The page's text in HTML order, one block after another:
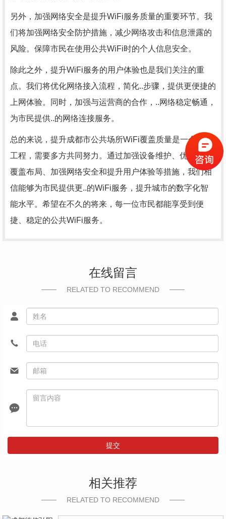
另外，加强网络安全是提升WiFi服务质量的重要环节。我
们将加强网络安全防护措施，减少网络攻击和信息泄露的
风险。保障市民在使用公共WiFi时的个人信息安全。
除此之外，提升WiFi服务的用户体验也是我们关注的重
点。我们将优化网络接入流程，简化..步骤，提供更便捷的
上网体验。同时，加强与运营商的合作，..网络稳定畅通，
为市民提供..的网络连接服务。
总的来说，提升成都市公共场所WiFi覆盖质量是一个系统
工程，需要多方共同努力。通过加强设备维护、优化信号
覆盖布局、加强网络安全和提升用户体验等措施，我们相
信能够为市民提供更..的WiFi服务，提升城市的数字化智
能水平。希望在不久的将来，每一位市民都能享受到便
捷、稳定的公共WiFi服务。
在线留言
RELATED TO RECOMMEND
提交
相关推荐
RELATED TO RECOMMEND